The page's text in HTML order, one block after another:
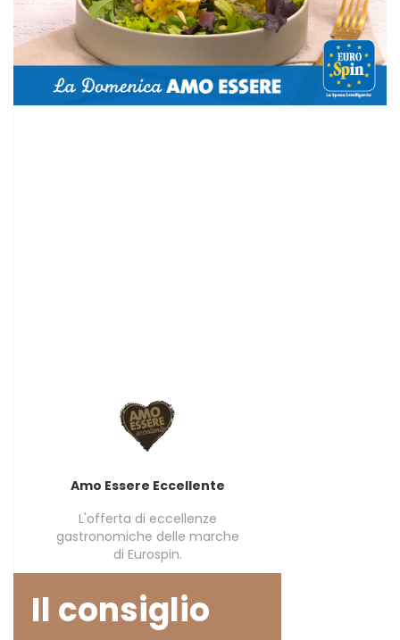
Amo Essere Eccellente
L'offerta di eccellenze
gastronomiche delle marche
di Eurospin.
Il consiglio